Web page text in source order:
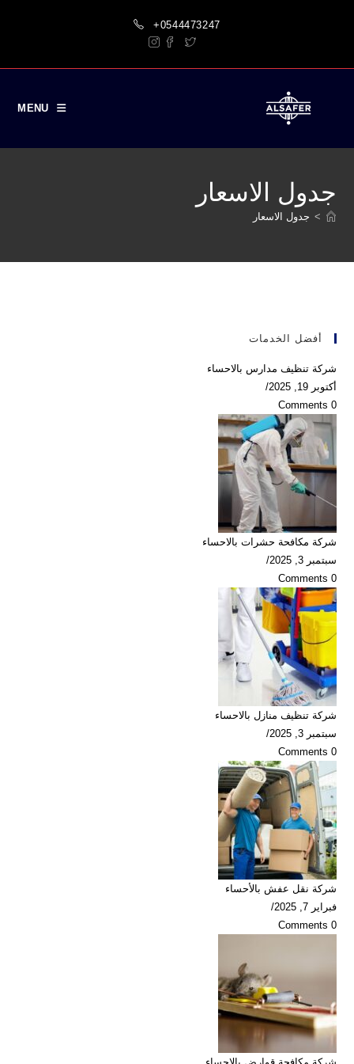
+0544473247
MENU
جدول الاسعار
> جدول الاسعار
أفضل الخدمات
شركة تنظيف مدارس بالاحساء
أكتوبر 19, 2025
/
0 Comments
شركة مكافحة حشرات بالاحساء
سبتمبر 3, 2025
/
0 Comments
شركة تنظيف منازل بالاحساء
سبتمبر 3, 2025
/
0 Comments
شركة نقل عفش بالأحساء
فبراير 7, 2025
/
0 Comments